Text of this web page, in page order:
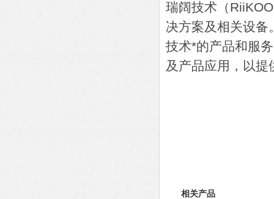
瑞阔技术（
决方案及相关设备
技术*的产品和服
及产品应用，以提
相关产品